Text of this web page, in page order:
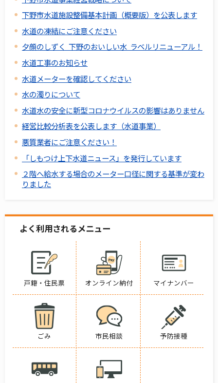
下野市水道施設整備基本計画（概要版）を公表します
水道の凍結にご注意ください
夕顔のしずく 下野のおいしい水 ラベルリニューアル！
水道工事のお知らせ
水道メーターを確認してください
水の濁りについて
水道水の安全に新型コロナウイルスの影響はありません
経営比較分析表を公表します（水道事業）
悪質業者にご注意ください！
「しもつけ上下水道ニュース」を発行しています
２階へ給水する場合のメーター口径に関する基準が変わ
りました
よく利用されるメニュー
戸籍・住民票 オンライン納付 マイナンバー
ごみ 市民相談 予防接種